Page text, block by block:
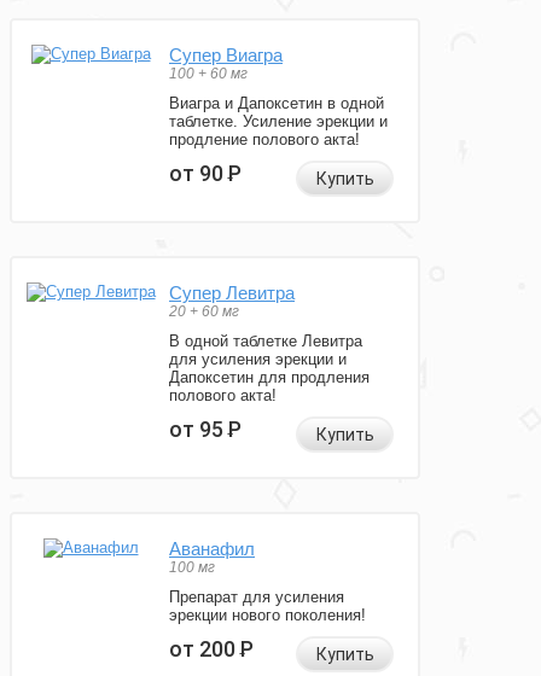
Супер Виагра
100 + 60 мг
Виагра и Дапоксетин в одной
таблетке. Усиление эрекции и
продление полового акта!
от 90Р Купить
Супер Левитра
20 + 60 мг
В одной таблетке Левитра
для усиления эрекции и
Дапоксетин для продления
полового акта!
от 95Р Купить
Аванафил
100 мг
Препарат для усиления
эрекции нового поколения!
от 200Р Купить